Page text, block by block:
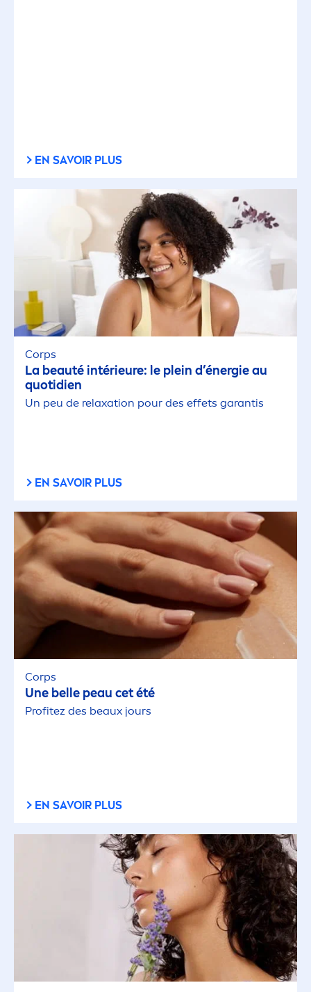
EN SAVOIR PLUS
Corps
La beauté intérieure: le plein d’énergie au
quotidien
Un peu de relaxation pour des effets garantis
EN SAVOIR PLUS
Corps
Une belle peau cet été
Profitez des beaux jours
EN SAVOIR PLUS